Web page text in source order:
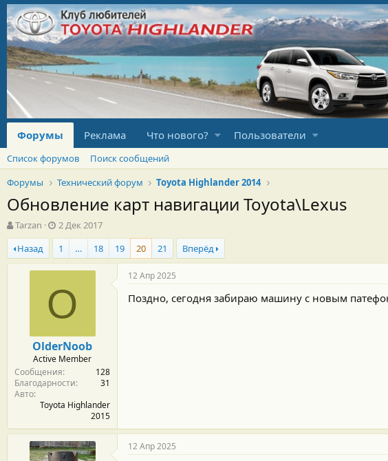
Форумы Реклама Что нового? Пользователи
Список форумов
Поиск сообщений
Форумы
Технический форум Toyota Highlander 2014
Обновление карт навигации Toyota\Lexus
А
в
т
о
Tarzan
Д
а
т
а
н
а
2 Дек 2017
Назад
1 … 18 19 20 21 Вперёд
O
OlderNoob
Active Member
Сообщения
128
Благодарности
31
Авто
Toyota Highlander
2015
12 Апр 2025
Поздно, сегодня забираю машину с новым
12 Апр 2025